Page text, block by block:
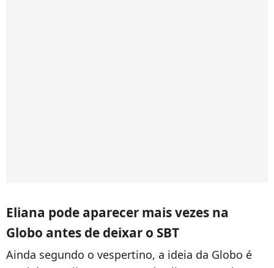
Eliana pode aparecer mais vezes na
Globo antes de deixar o SBT
Ainda segundo o vespertino, a ideia da Globo é